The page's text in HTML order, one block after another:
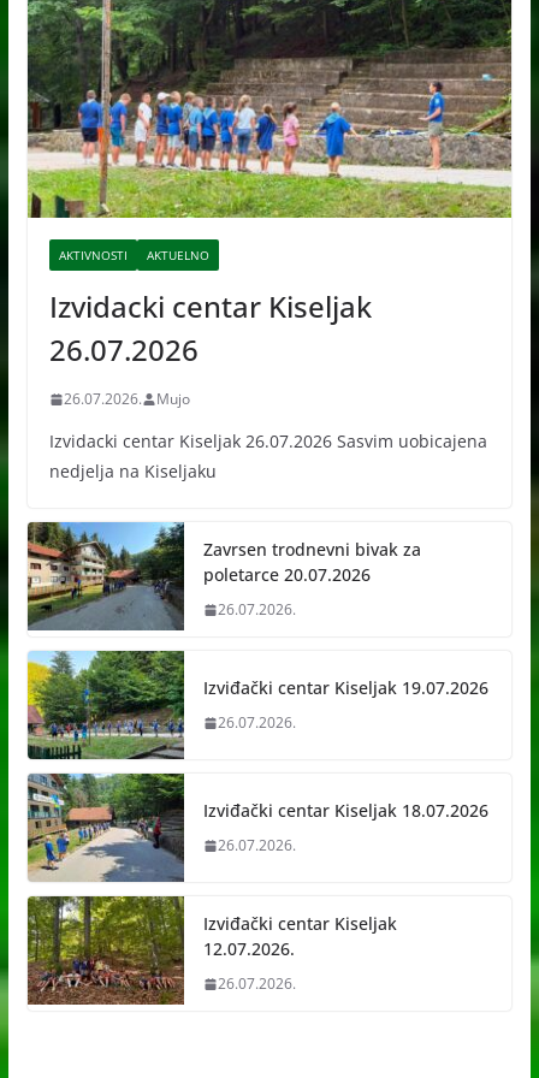
AKTIVNOSTI AKTUELNO
Izvidacki centar Kiseljak
26.07.2026
26.07.2026. Mujo
Izvidacki centar Kiseljak 26.07.2026 Sasvim uobicajena
nedjelja na Kiseljaku
Zavrsen trodnevni bivak za
poletarce 20.07.2026
26.07.2026.
Izviđački centar Kiseljak 19.07.2026
26.07.2026.
Izviđački centar Kiseljak 18.07.2026
26.07.2026.
Izviđački centar Kiseljak
12.07.2026.
26.07.2026.